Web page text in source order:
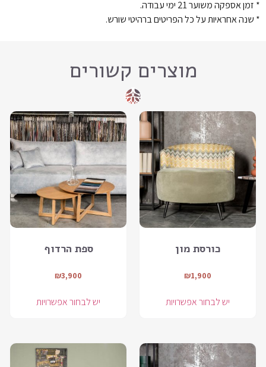
* זמן אספקה משוער 21 ימי עבודה.
* שנה אחראיות על כל הפריטים ברהיטי שורש.
מוצרים קשורים
כורסת מון
₪1,900
יש לבחור אפשרויות
ספת הרדוף
₪3,900
יש לבחור אפשרויות